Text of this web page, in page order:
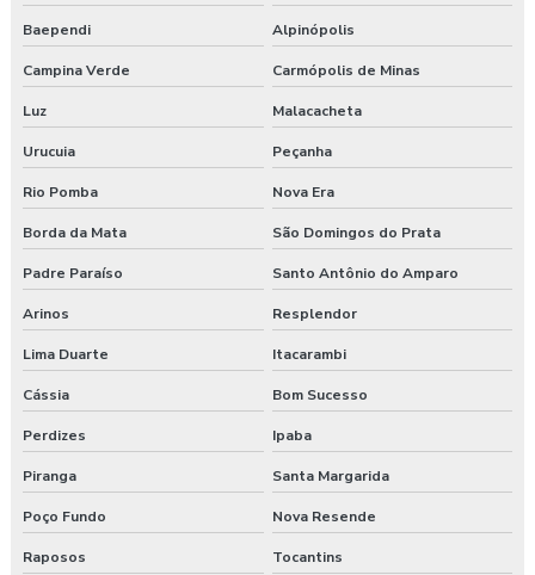
Baependi Alpinópolis
Campina Verde Carmópolis de Minas
Luz Malacacheta
Urucuia Peçanha
Rio Pomba Nova Era
Borda da Mata São Domingos do Prata
Padre Paraíso Santo Antônio do Amparo
Arinos Resplendor
Lima Duarte Itacarambi
Cássia Bom Sucesso
Perdizes Ipaba
Piranga Santa Margarida
Poço Fundo Nova Resende
Raposos Tocantins